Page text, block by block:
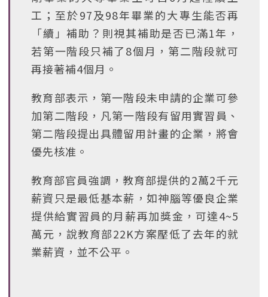
工；至於97及98年畢業的大專生能否再
「續」補助？則視其補助是否已滿1年，
若第一階段只補了8個月，第二階段就可
再接著補4個月。
教育部表示，第一階段未申請的企業可參
加第二階段，凡第一階段有留用實習員、
第二階段提出具體留用計畫的企業，將會
優先核准。
教育部官員強調，教育部提供的2萬2千元
薪資只是最低基本薪，如神腦等優良企業
提供給實習員的月薪再加獎金，可達4~5
萬元，說教育部22K方案壓低了去年的就
業薪資，並不公平。